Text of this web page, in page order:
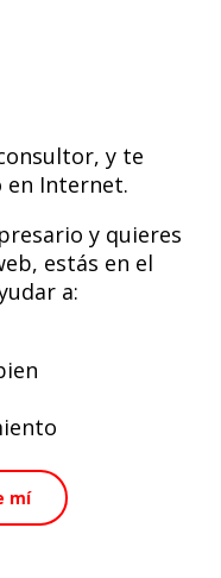
y te
en Internet.
y quieres
estás en el
a:
mí